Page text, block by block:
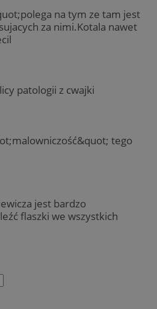
na tym ze tam jest
za nimi.Kotala nawet
patologii z cwajki
tego
jest bardzo
flaszki we wszystkich